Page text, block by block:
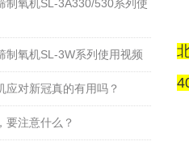
制氧机SL-3A330/530系列使
制氧机SL-3W系列使用视频
应对新冠真的有用吗？
要注意什么？